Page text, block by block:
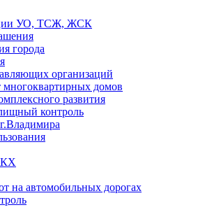
УО, ТСЖ, ЖСК
города
организаций
домов
развития
контроль
на автомобильных дорогах